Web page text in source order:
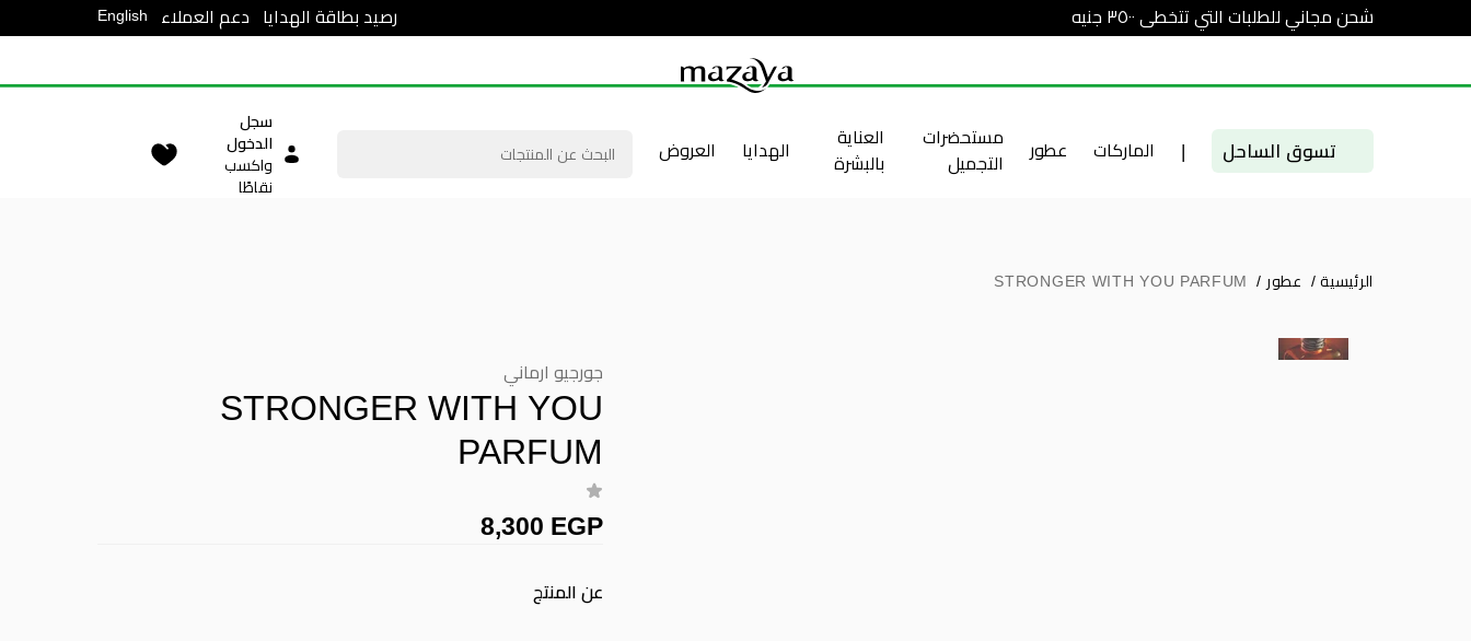
شحن مجاني للطلبات التي تتخطى ٣٥٠٠ جنيه رصيد بطاقة الهدايا دعم العملاء English
تسوق الساحل | الماركات عطور
مستحضرات
التجميل
العناية
بالبشرة
الهدايا العروض
سجل
الدخول
واكسب
نقاطًا
الرئيسية / عطور /
STRONGER WITH YOU PARFUM
جورجيو ارماني
STRONGER WITH YOU
PARFUM
8,300 EGP
عن المنتج